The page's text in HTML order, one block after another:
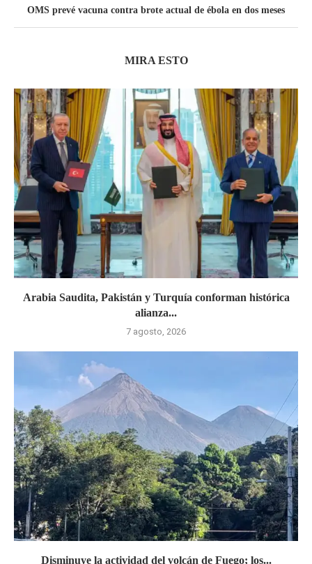
OMS prevé vacuna contra brote actual de ébola en dos meses
MIRA ESTO
Arabia Saudita, Pakistán y Turquía conforman histórica
alianza...
7 agosto, 2026
Disminuye la actividad del volcán de Fuego; los...